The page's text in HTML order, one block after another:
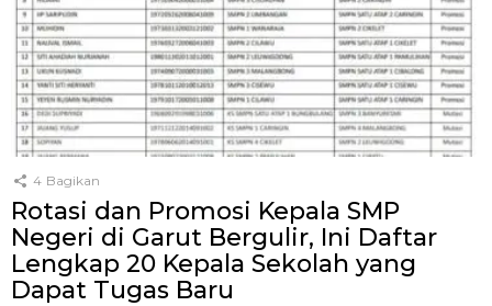
4 Bagikan
Rotasi dan Promosi Kepala SMP
Negeri di Garut Bergulir, Ini Daftar
Lengkap 20 Kepala Sekolah yang
Dapat Tugas Baru